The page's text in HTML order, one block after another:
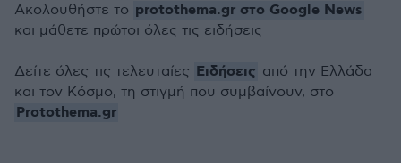
Ακολουθήστε το protothema.gr στο Google News
και μάθετε πρώτοι όλες τις ειδήσεις
Δείτε όλες τις τελευταίες Ειδήσεις από την Ελλάδα
και τον Κόσμο, τη στιγμή που συμβαίνουν, στο
Protothema.gr